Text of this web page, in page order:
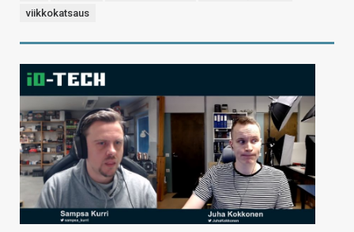
viikkokatsaus